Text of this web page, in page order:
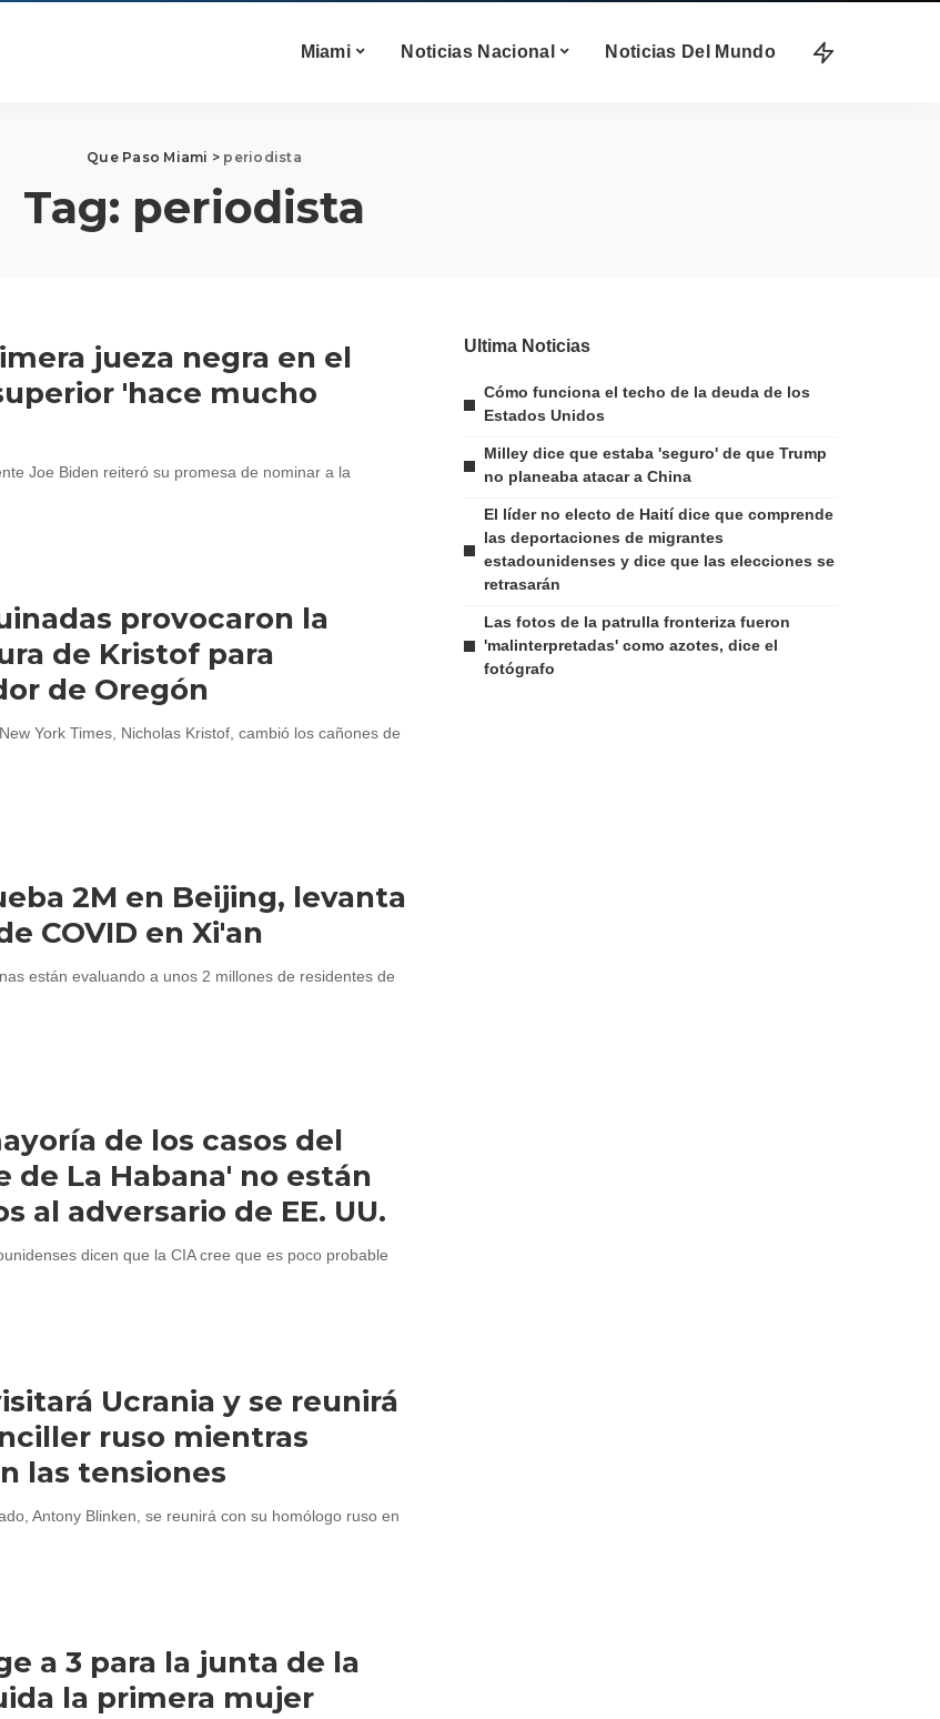
Miami Noticias Nacional Noticias Del Mundo
Que Paso Miami > periodista
Tag: periodista
jueza negra en el
'hace mucho
Joe Biden reiteró su promesa de nominar a la
provocaron la
de Kristof para
de Oregón
York Times, Nicholas Kristof, cambió los cañones de
2M en Beijing, levanta
COVID en Xi'an
están evaluando a unos 2 millones de residentes de
de los casos del
de La Habana' no están
al adversario de EE. UU.
dicen que la CIA cree que es poco probable
Ucrania y se reunirá
ruso mientras
las tensiones
Antony Blinken, se reunirá con su homólogo ruso en
a 3 para la junta de la
la primera mujer
Ultima Noticias
Cómo funciona el techo de la deuda de los
Estados Unidos
Milley dice que estaba 'seguro' de que Trump
no planeaba atacar a China
El líder no electo de Haití dice que comprende
las deportaciones de migrantes
estadounidenses y dice que las elecciones se
retrasarán
Las fotos de la patrulla fronteriza fueron
'malinterpretadas' como azotes, dice el
fotógrafo